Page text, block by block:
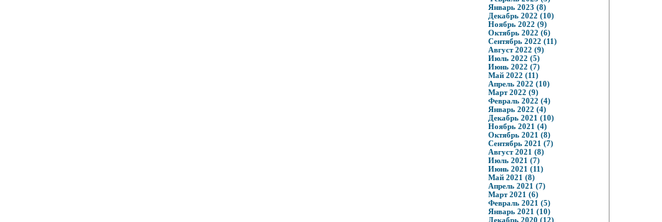
Январь 2023 (8)
Декабрь 2022 (10)
Ноябрь 2022 (9)
Октябрь 2022 (6)
Сентябрь 2022 (11)
Август 2022 (9)
Июль 2022 (5)
Июнь 2022 (7)
Май 2022 (11)
Апрель 2022 (10)
Март 2022 (9)
Февраль 2022 (4)
Январь 2022 (4)
Декабрь 2021 (10)
Ноябрь 2021 (4)
Октябрь 2021 (8)
Сентябрь 2021 (7)
Август 2021 (8)
Июль 2021 (7)
Июнь 2021 (11)
Май 2021 (8)
Апрель 2021 (7)
Март 2021 (6)
Февраль 2021 (5)
Январь 2021 (10)
Декабрь 2020 (12)